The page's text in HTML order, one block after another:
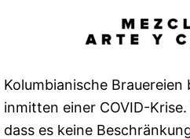
Kolumbianische
inmitten einer COVID-
dass es keine